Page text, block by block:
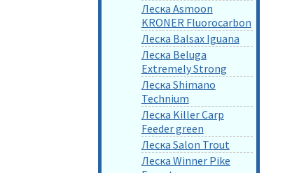
Леска Asmoon
KRONER Fluorocarbon
Леска Balsax Iguana
Леска Beluga
Extremely Strong
Леска Shimano
Technium
Леска Killer Carp
Feeder green
Леска Salon Trout
Леска Winner Pike